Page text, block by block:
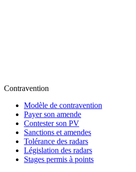
Contravention
Modèle de contravention
Payer son amende
Contester son PV
Sanctions et amendes
Tolérance des radars
Législation des radars
Stages permis à points